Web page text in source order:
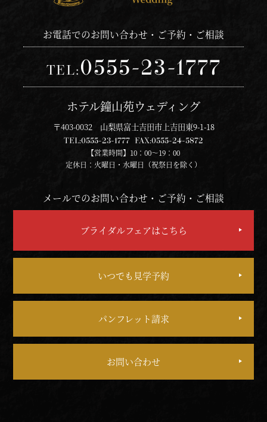
お電話でのお問い合わせ・ご予約・ご相談
TEL:0555-23-1777
ホテル鐘山苑ウェディング
〒403-0032 山梨県富士吉田市上吉田東9-1-18
TEL:0555-23-1777 FAX:0555-24-5872
【営業時間】10：00～19：00
定休日：火曜日・水曜日（祝祭日を除く）
メールでのお問い合わせ・ご予約・ご相談
ブライダルフェアはこちら
いつでも見学予約
パンフレット請求
お問い合わせ